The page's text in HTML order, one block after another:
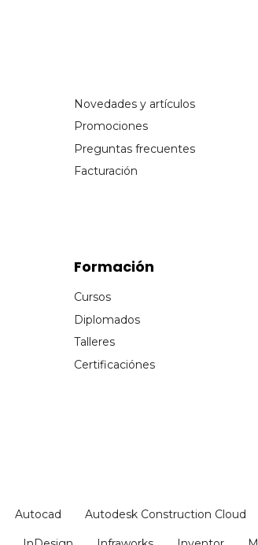
Novedades y artículos
Promociones
Preguntas frecuentes
Facturación
Formación
Cursos
Diplomados
Talleres
Certificaciónes
Autocad Autodesk Construction Cloud